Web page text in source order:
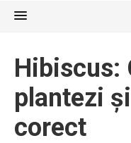
Hibiscus:
plantezi
corect